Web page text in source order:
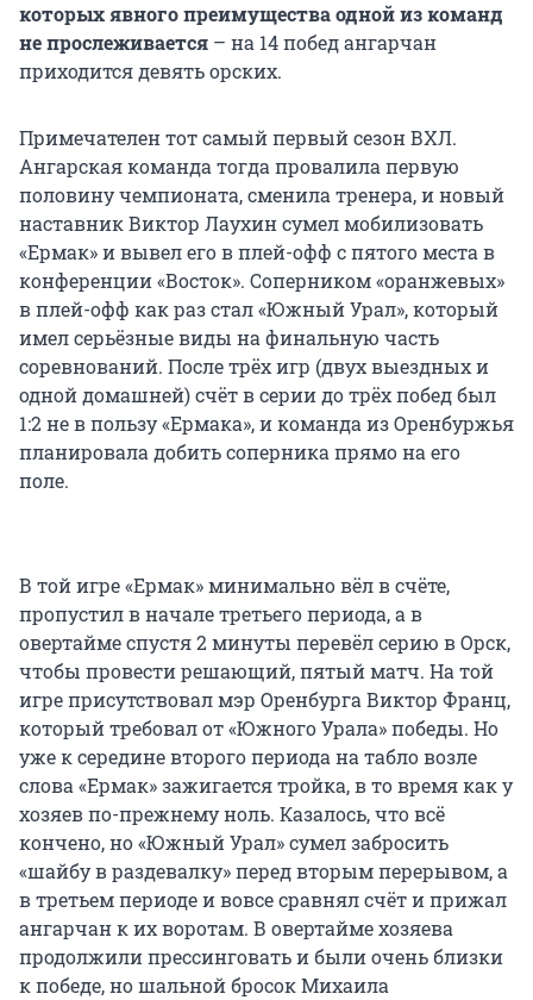
которых явного преимущества одной из команд
не прослеживается – на 14 побед ангарчан
приходится девять орских.
Примечателен тот самый первый сезон ВХЛ.
Ангарская команда тогда провалила первую
половину чемпионата, сменила тренера, и новый
наставник Виктор Лаухин сумел мобилизовать
«Ермак» и вывел его в плей-офф с пятого места в
конференции «Восток». Соперником «оранжевых»
в плей-офф как раз стал «Южный Урал», который
имел серьёзные виды на финальную часть
соревнований. После трёх игр (двух выездных и
одной домашней) счёт в серии до трёх побед был
1:2 не в пользу «Ермака», и команда из Оренбуржья
планировала добить соперника прямо на его
поле.
В той игре «Ермак» минимально вёл в счёте,
пропустил в начале третьего периода, а в
овертайме спустя 2 минуты перевёл серию в Орск,
чтобы провести решающий, пятый матч. На той
игре присутствовал мэр Оренбурга Виктор Франц,
который требовал от «Южного Урала» победы. Но
уже к середине второго периода на табло возле
слова «Ермак» зажигается тройка, в то время как у
хозяев по-прежнему ноль. Казалось, что всё
кончено, но «Южный Урал» сумел забросить
«шайбу в раздевалку» перед вторым перерывом, а
в третьем периоде и вовсе сравнял счёт и прижал
ангарчан к их воротам. В овертайме хозяева
продолжили прессинговать и были очень близки
к победе, но шальной бросок Михаила